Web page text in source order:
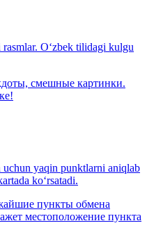
O‘zbek tilidagi kulgu
смешные картинки.
yaqin punktlarni aniqlab
ko‘rsatadi.
пункты обмена
местоположение пункта